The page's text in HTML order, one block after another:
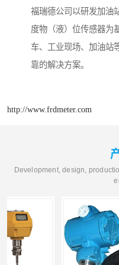
福瑞德公司以研发加油
度物（液）位传感器为
车、工业现场、加油站
靠的解决方案。
http://www.frdmeter.com
Development, design,